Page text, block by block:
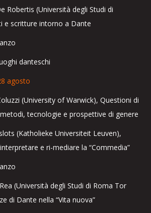
Robertis (Università degli Studi di
e scritture intorno a Dante
danteschi
agosto
(University of Warwick), Questioni di
tecnologie e prospettive di genere
(Katholieke Universiteit Leuven),
e ri-mediare la “Commedia”
(Università degli Studi di Roma Tor
di Dante nella “Vita nuova”